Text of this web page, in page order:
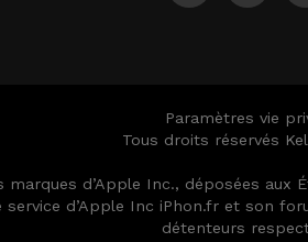
Paramètres vie
Tous droits réservés
d’Apple Inc., déposées
service d’Apple Inc iPhon.fr et son
détenteurs